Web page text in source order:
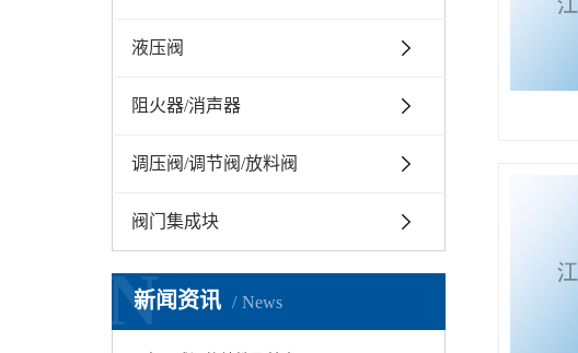
液压阀
阻火器/消声器
调压阀/调节阀/放料阀
阀门集成块
新闻资讯 News
N